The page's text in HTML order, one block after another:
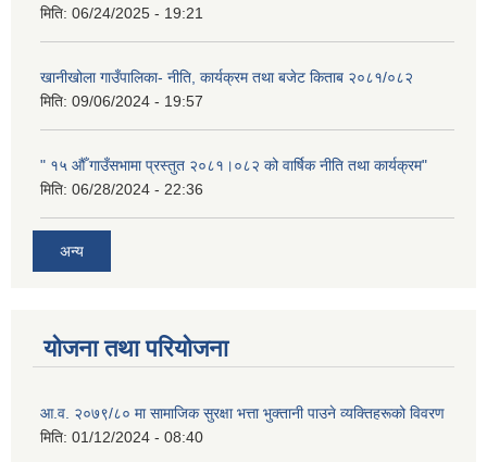
मिति: 06/24/2025 - 19:21
खानीखोला गाउँपालिका- नीति, कार्यक्रम तथा बजेट किताब २०८१/०८२
मिति: 09/06/2024 - 19:57
" १५ औँ गाउँसभामा प्रस्तुत २०८१।०८२ को वार्षिक नीति तथा कार्यक्रम"
मिति: 06/28/2024 - 22:36
अन्य
योजना तथा परियोजना
आ.व. २०७९/८० मा सामाजिक सुरक्षा भत्ता भुक्तानी पाउने व्यक्तिहरूको विवरण
मिति: 01/12/2024 - 08:40